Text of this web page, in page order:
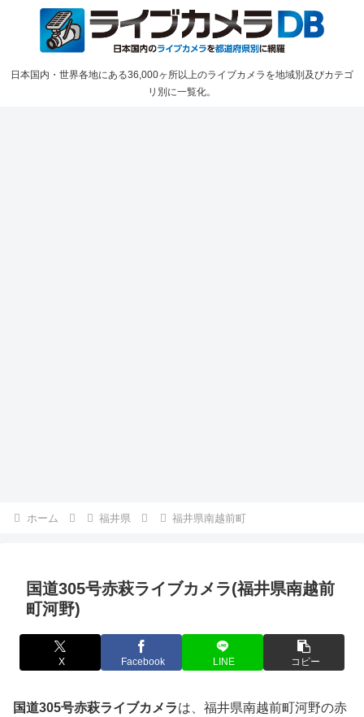
日本国内・世界各地にある36,000ヶ所以上のライブカメラを地域別及びカテゴ
リ別に一覧化。
ホーム 福井県 福井県南越前町
国道305号赤萩ライブカメラ(福井県南越前
町河野)
X Facebook LINE コピー
国道305号赤萩ライブカメラは、福井県南越前町河野の赤